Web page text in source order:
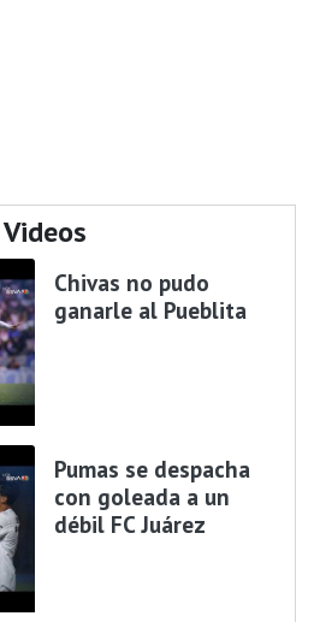
Videos
Chivas no pudo
ganarle al Pueblita
Pumas se despacha
con goleada a un
débil FC Juárez